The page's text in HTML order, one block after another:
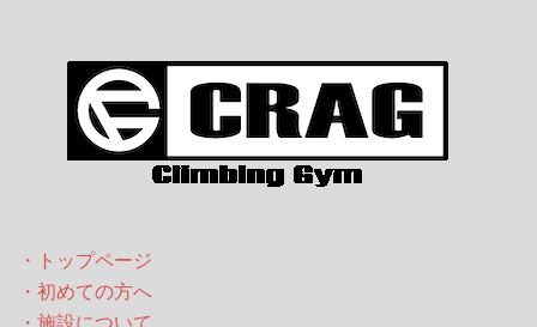
・トップページ
・初めての方へ
・施設について